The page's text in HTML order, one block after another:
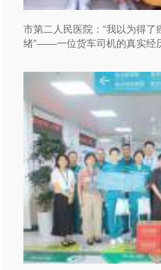
市第二人民医院：“我以为得
绪”——一位货车司机的真实经